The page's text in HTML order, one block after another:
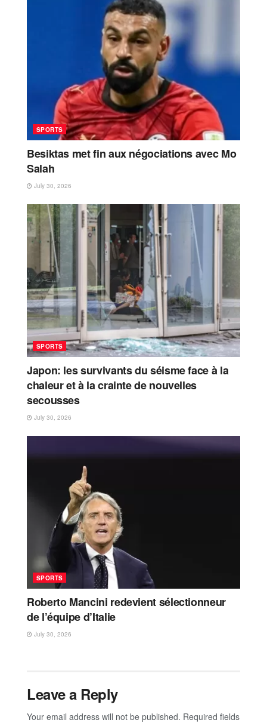
SPORTS
Besiktas met fin aux négociations avec Mo
Salah
July 30, 2026
SPORTS
Japon: les survivants du séisme face à la
chaleur et à la crainte de nouvelles
secousses
July 30, 2026
SPORTS
Roberto Mancini redevient sélectionneur
de l’équipe d’Italie
July 30, 2026
Leave a Reply
Your email address will not be published. Required fields